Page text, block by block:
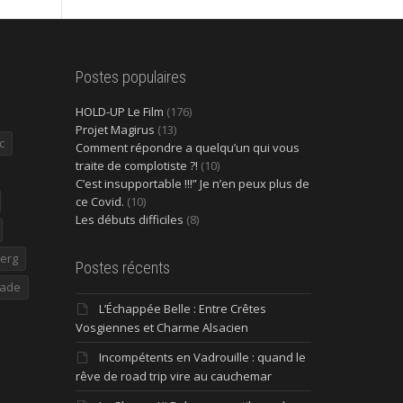
Postes populaires
HOLD-UP Le Film (176)
Projet Magirus (13)
Comment répondre a quelqu’un qui vous
traite de complotiste ?! (10)
C’est insupportable !!!” Je n’en peux plus de
ce Covid. (10)
Les débuts difficiles (8)
Postes récents
L’Échappée Belle : Entre Crêtes
Vosgiennes et Charme Alsacien
Incompétents en Vadrouille : quand le
rêve de road trip vire au cauchemar